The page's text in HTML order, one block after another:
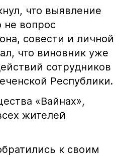
что выявление
вопрос
совести и личной
что виновник уже
сотрудников
Республики.
«Вайнах»,
жителей
к своим